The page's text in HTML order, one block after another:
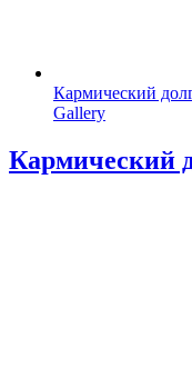
Кармический
Gallery
Кармический